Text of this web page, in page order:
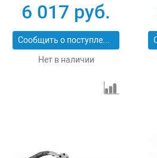
автомобилей VOLVO
Jonnesway AI050170
6 017 руб.
Сообщить о поступлении
Нет в наличии